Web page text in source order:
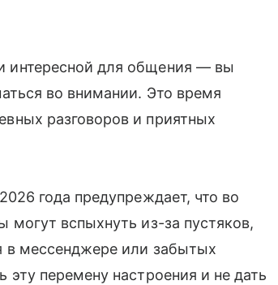
интересной для общения — вы
во внимании. Это время
разговоров и приятных
года предупреждает, что во
могут вспыхнуть из-за пустяков,
в мессенджере или забытых
перемену настроения и не дать